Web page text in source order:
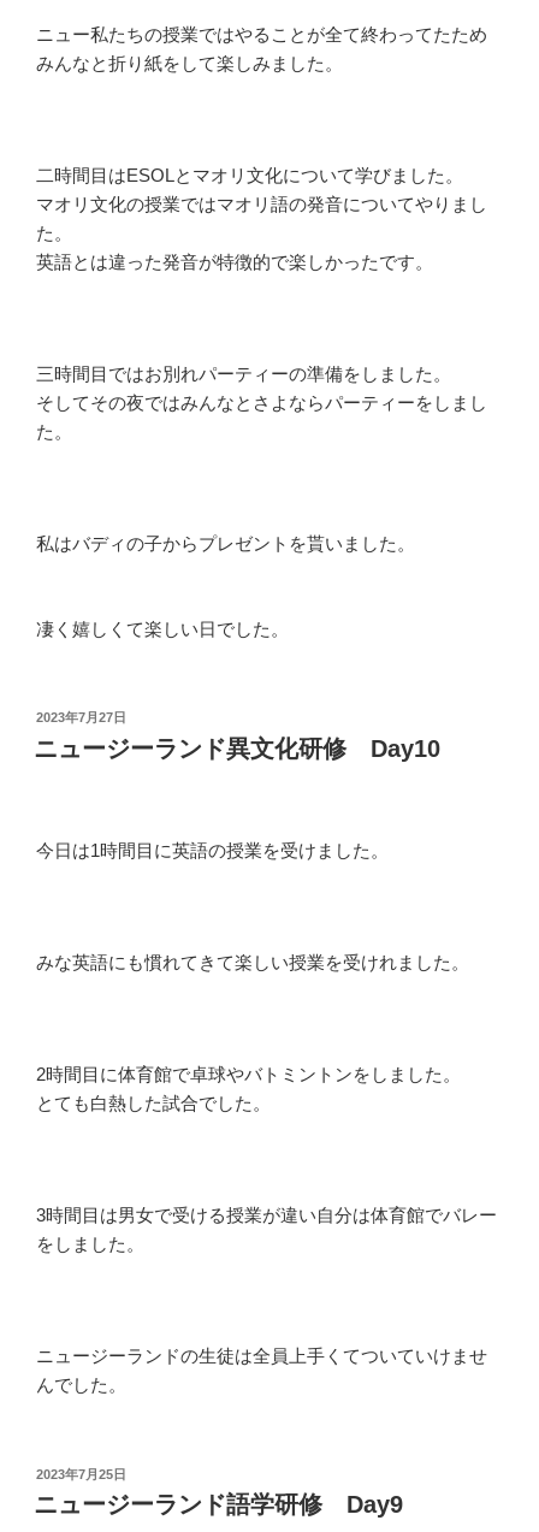
ニュー私たちの授業ではやることが全て終わってたため
みんなと折り紙をして楽しみました。
二時間目はESOLとマオリ文化について学びました。
マオリ文化の授業ではマオリ語の発音についてやりまし
た。
英語とは違った発音が特徴的で楽しかったです。
三時間目ではお別れパーティーの準備をしました。
そしてその夜ではみんなとさよならパーティーをしまし
た。
私はバディの子からプレゼントを貰いました。
凄く嬉しくて楽しい日でした。
投
稿
日:
2023年7月27日
ニュージーランド異文化研修 Day10
今日は1時間目に英語の授業を受けました。
みな英語にも慣れてきて楽しい授業を受けれました。
2時間目に体育館で卓球やバトミントンをしました。
とても白熱した試合でした。
3時間目は男女で受ける授業が違い自分は体育館でバレー
をしました。
ニュージーランドの生徒は全員上手くてついていけませ
んでした。
投
稿
日:
2023年7月25日
ニュージーランド語学研修 Day9